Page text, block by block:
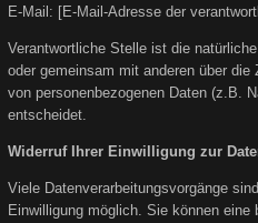
E-Mail: [E-Mail-Adresse der
Verantwortliche Stelle ist die
oder gemeinsam mit anderen über
von personenbezogenen Daten (z.B.
entscheidet.
Widerruf Ihrer Einwilligung zur
Viele Datenverarbeitungsvorgänge
Einwilligung möglich. Sie können